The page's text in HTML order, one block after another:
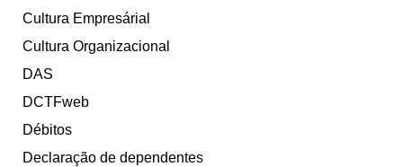
Cultura Empresárial
Cultura Organizacional
DAS
DCTFweb
Débitos
Declaração de dependentes